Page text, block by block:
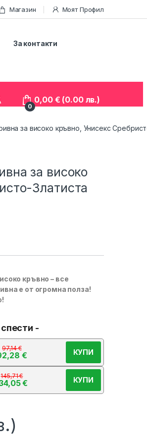
Магазин Моят Профил
За контакти
0
0,00 € (0.00 лв.)
за високо кръвно, Унисекс
за високо
Златиста
кръвно – все
е от огромна полза!
-
97,14€
€ КУПИ
145,71€
€ КУПИ